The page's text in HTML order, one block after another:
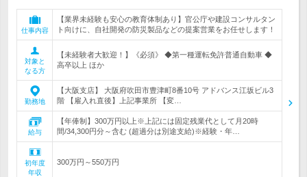
仕事内容
【業界未経験も安心の教育体制あり】官公庁や建設コンサルタン
ト向けに、自社開発の防災製品などの提案営業をお任せします！
対象と
なる方
【未経験者大歓迎！】《必須》 ◆第一種運転免許普通自動車 ◆
高卒以上 ほか
勤務地
【大阪支店】 大阪府吹田市豊津町8番10号 アドバンス江坂ビル3
階 【雇入れ直後】上記事業所 【変…
給与
【年俸制】300万円以上※上記には固定残業代として月20時
間/34,300円分～含む (超過分は別途支給)※経験・年…
初年度
年収
300万円～550万円